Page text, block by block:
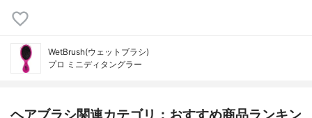
WetBrush(ウェットブラシ)
プロ ミニディタングラー